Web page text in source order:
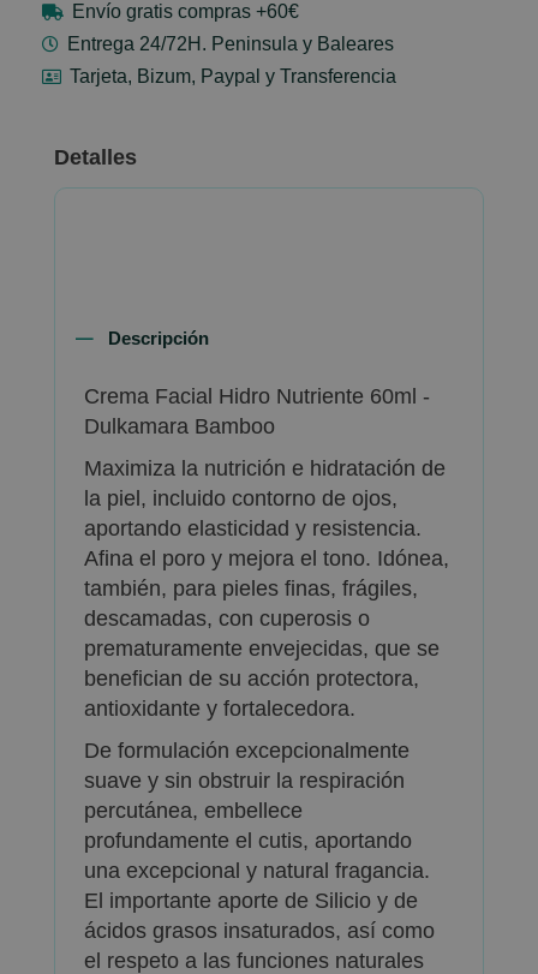
Envío gratis compras +60€
Entrega 24/72H. Peninsula y Baleares
Tarjeta, Bizum, Paypal y Transferencia
Detalles
Descripción
Crema Facial Hidro Nutriente 60ml -
Dulkamara Bamboo
Maximiza la nutrición e hidratación de
la piel, incluido contorno de ojos,
aportando elasticidad y resistencia.
Afina el poro y mejora el tono. Idónea,
también, para pieles finas, frágiles,
descamadas, con cuperosis o
prematuramente envejecidas, que se
benefician de su acción protectora,
antioxidante y fortalecedora.
De formulación excepcionalmente
suave y sin obstruir la respiración
percutánea, embellece
profundamente el cutis, aportando
una excepcional y natural fragancia.
El importante aporte de Silicio y de
ácidos grasos insaturados, así como
el respeto a las funciones naturales